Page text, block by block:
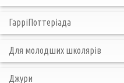
ГарріПоттеріада
Для молодших школярів
Джури